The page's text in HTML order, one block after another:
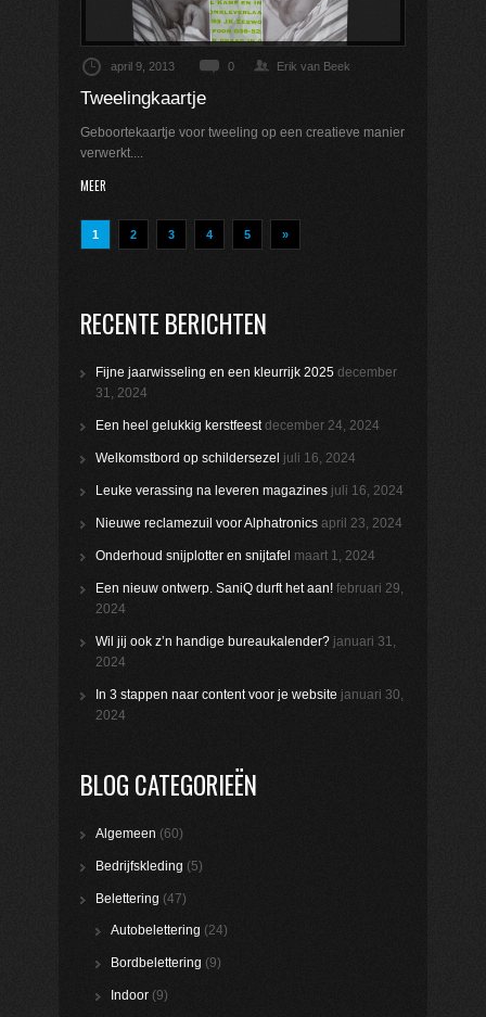
april 9, 2013 0 Erik van Beek
Tweelingkaartje
Geboortekaartje voor tweeling op een creatieve manier
verwerkt....
MEER
1 2 3 4 5 »
RECENTE BERICHTEN
Fijne jaarwisseling en een kleurrijk 2025 december
31, 2024
Een heel gelukkig kerstfeest december 24, 2024
Welkomstbord op schildersezel juli 16, 2024
Leuke verassing na leveren magazines juli 16, 2024
Nieuwe reclamezuil voor Alphatronics april 23, 2024
Onderhoud snijplotter en snijtafel maart 1, 2024
Een nieuw ontwerp. SaniQ durft het aan! februari 29,
2024
Wil jij ook z’n handige bureaukalender? januari 31,
2024
In 3 stappen naar content voor je website januari 30,
2024
BLOG CATEGORIEËN
Algemeen (60)
Bedrijfskleding (5)
Belettering (47)
Autobelettering (24)
Bordbelettering (9)
Indoor (9)